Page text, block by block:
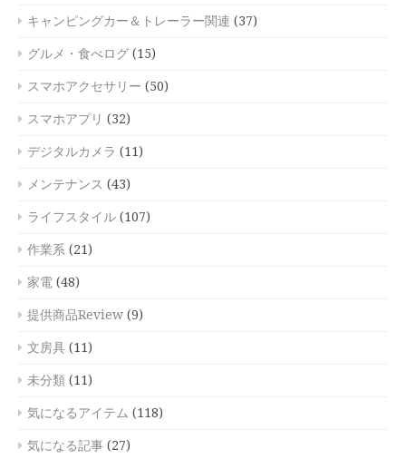
キャンピングカー＆トレーラー関連 (37)
グルメ・食べログ (15)
スマホアクセサリー (50)
スマホアプリ (32)
デジタルカメラ (11)
メンテナンス (43)
ライフスタイル (107)
作業系 (21)
家電 (48)
提供商品Review (9)
文房具 (11)
未分類 (11)
気になるアイテム (118)
気になる記事 (27)